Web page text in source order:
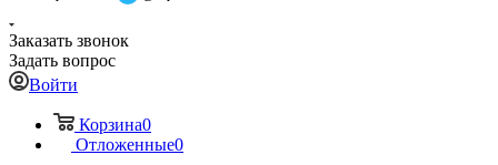
Заказать звонок
Задать вопрос
Войти
Корзина0
Отложенные0